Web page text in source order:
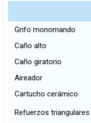
Grifo monomando
Caño alto
Caño giratorio
Aireador
Cartucho cerámico
Refuerzos triangulares